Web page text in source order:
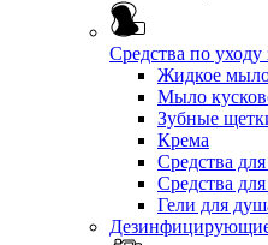
Средства по уходу
Жидкое
Мыло
Зубные
Крема
Средства
Средства
Гели для
Дезинфицирующие